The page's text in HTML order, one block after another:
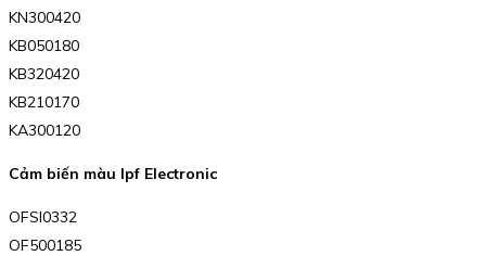
KN300420
KB050180
KB320420
KB210170
KA300120
Cảm biến màu Ipf Electronic
OFSI0332
OF500185